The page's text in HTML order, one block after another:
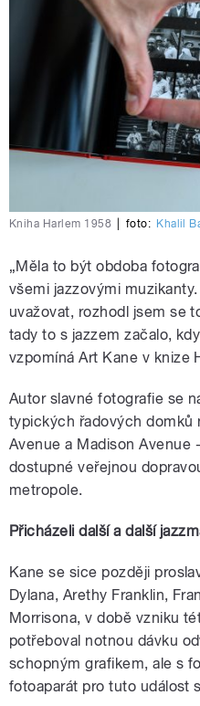
Kniha Harlem 1958 foto: Khalil
„Měla to být obdoba
všemi jazzovými
uvažovat, rozhodl jsem se
tady to s jazzem začalo,
vzpomíná Art Kane v knize
Autor slavné fotografie se
typických řadových domků
Avenue a Madison Avenue
dostupné veřejnou
metropole.
Přicházeli další a další
Kane se sice později
Dylana, Arethy Franklin,
Morrisona, v době vzniku
potřeboval notnou dávku
schopným grafikem, ale s
fotoaparát pro tuto událost